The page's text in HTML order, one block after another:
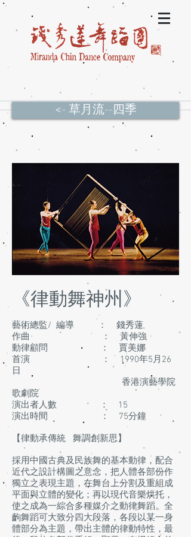
<- 草月流--四季
《律動舞神州》
藝術總監/ 編導 ： 錢秀蓮
作曲 ： 黃伸強
動律顧問 ： 賈美娜
首演 ： 1990年5月26
日
香港演藝學院
歌劇院
演出者人數 ： 15
演出時間 ： 75分鐘
【律動承傳統 舞調創新思】
採用中國古典及民族舞的基本動律，配合
近代之設計構圖之意念，把人體各部份作
獨立之表現主題，在舞台上分割及重組成
平面與立體的變化；再以現代音樂烘托，
使之成為一綜合多種媒介之動律舞蹈。全
齣舞蹈可大致分四大段落，各段以某一身
體部分為主題，帶出主體的律動特性，最